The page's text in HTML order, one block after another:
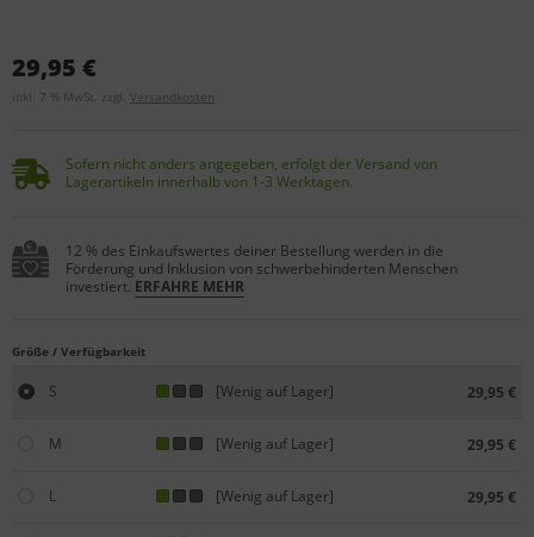
29,95 €
inkl. 7 % MwSt. zzgl. Versandkosten
Sofern nicht anders angegeben, erfolgt der Versand von
Lagerartikeln innerhalb von 1-3 Werktagen.
12 % des Einkaufswertes deiner Bestellung werden in die
Förderung und Inklusion von schwerbehinderten Menschen
investiert. ERFAHRE MEHR
Größe / Verfügbarkeit
S [Wenig auf Lager] 29,95 €
M [Wenig auf Lager] 29,95 €
L [Wenig auf Lager] 29,95 €